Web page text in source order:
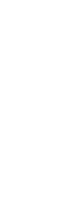
án thi lại cho học